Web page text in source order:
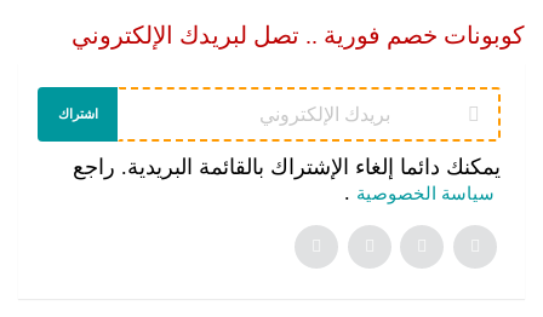
كوبونات خصم فورية .. تصل لبريدك الإلكتروني
اشتراك
يمكنك دائما إلغاء الإشتراك بالقائمة البريدية. راجع
سياسة الخصوصية .